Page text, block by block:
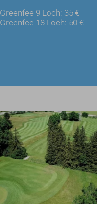
Greenfee 9 Loch: 35 €
Greenfee 18 Loch: 50 €